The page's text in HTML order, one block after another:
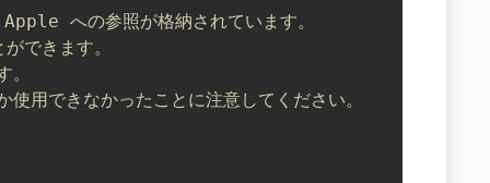
への参照が格納されています。
できます。
できなかったことに注意してください。